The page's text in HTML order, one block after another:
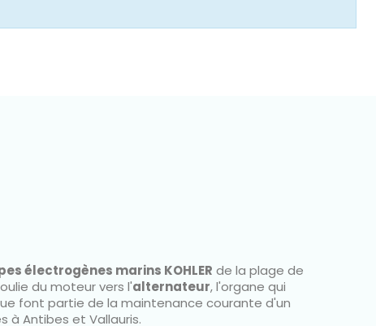
électrogènes marins KOHLER de la plage de
du moteur vers l'alternateur, l'organe qui
font partie de la maintenance courante d'un
à Antibes et Vallauris.